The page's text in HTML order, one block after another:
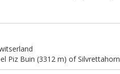
Piz Buin (3312 m) of